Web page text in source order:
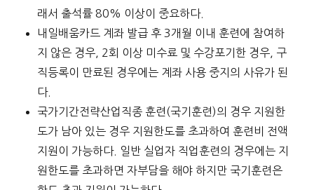
래서 출석률 80% 이상이 중요하다.
내일배움카드 계좌 발급 후 3개월 이내 훈련에 참여하
지 않은 경우, 2회 이상 미수료 및 수강포기한 경우, 구
직등록이 만료된 경우에는 계좌 사용 중지의 사유가 된
다.
국가기간전략산업직종 훈련(국기훈련)의 경우 지원한
도가 남아 있는 경우 지원한도를 초과하여 훈련비 전액
지원이 가능하다. 일반 실업자 직업훈련의 경우에는 지
원한도를 초과하면 자부담을 해야 하지만 국기훈련은